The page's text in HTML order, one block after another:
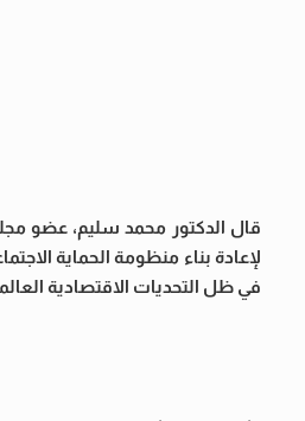
قال الدكتور محمد سليم، عضو
لإعادة بناء منظومة الحماية
في ظل التحديات الاقتصادية